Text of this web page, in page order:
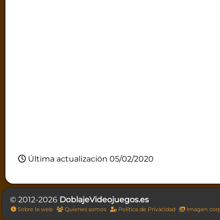
Última actualización 05/02/2020
© 2012-2026 DoblajeVideojuegos.es
Sobre la web Quienes somos Política de Privacidad Imagen